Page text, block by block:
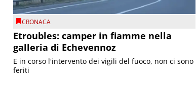
CRONACA
Etroubles: camper in fiamme nella
galleria di Echevennoz
E in corso l'intervento dei vigili del fuoco, non ci sono
feriti